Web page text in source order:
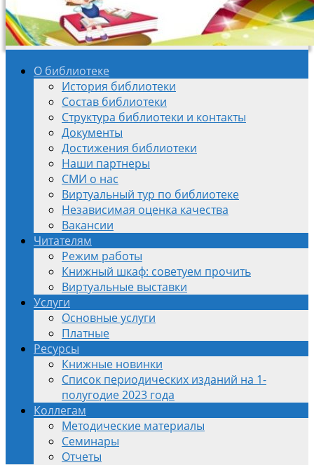
О библиотеке
История библиотеки
Состав библиотеки
Структура библиотеки и контакты
Документы
Достижения библиотеки
Наши партнеры
СМИ о нас
Виртуальный тур по библиотеке
Независимая оценка качества
Вакансии
Читателям
Режим работы
Книжный шкаф: советуем прочить
Виртуальные выставки
Услуги
Основные услуги
Платные
Ресурсы
Книжные новинки
Список периодических изданий на 1-
полугодие 2023 года
Коллегам
Методические материалы
Семинары
Отчеты